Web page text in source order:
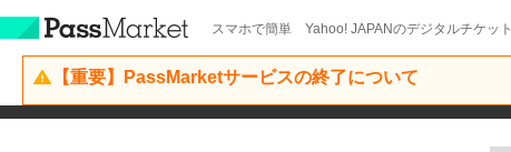
スマホで簡単 Yahoo! JAPANのデジタルチケット
【重要】PassMarketサービスの終了について